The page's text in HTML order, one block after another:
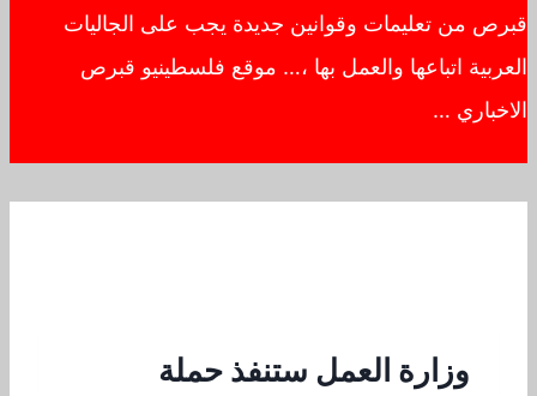
قبرص من تعليمات وقوانين جديدة يجب على الجاليات
العربية اتباعها والعمل بها ،… موقع فلسطينيو قبرص
الاخباري …
وزارة العمل ستنفذ حملة